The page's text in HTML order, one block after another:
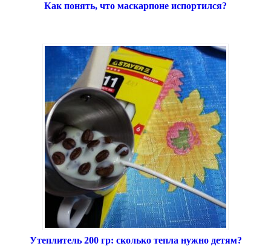
Как понять, что маскарпоне испортился?
Утеплитель 200 гр: сколько тепла нужно детям?